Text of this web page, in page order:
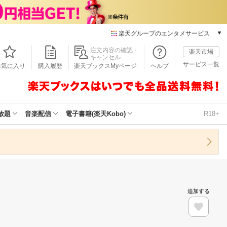
楽天グループのエンタメサービス
本/ゲーム/CD/DVD
楽天ブックス
楽天Kobo
楽天ミュージック
楽天TV
気に入り 購入履歴
注文内容の確認・
キャンセル
楽天ブックスMyページ
ヘルプ
楽天市場
サービス一覧
題 音楽配信 電子書籍(楽天Kobo) R18+
追加する